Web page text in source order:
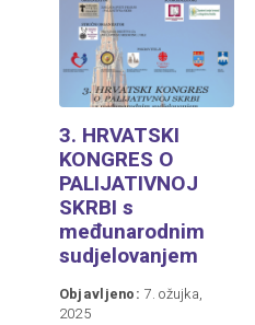
3. HRVATSKI
KONGRES O
PALIJATIVNOJ
SKRBI s
međunarodnim
sudjelovanjem
Objavljeno: 7. ožujka,
2025